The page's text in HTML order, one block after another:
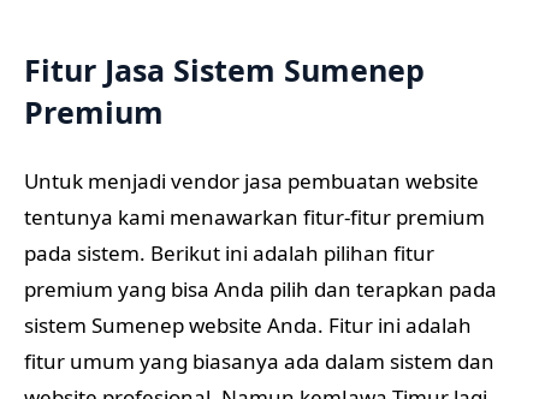
Fitur Jasa Sistem Sumenep
Premium
Untuk menjadi vendor jasa pembuatan website
tentunya kami menawarkan fitur-fitur premium
pada sistem. Berikut ini adalah pilihan fitur
premium yang bisa Anda pilih dan terapkan pada
sistem Sumenep website Anda. Fitur ini adalah
fitur umum yang biasanya ada dalam sistem dan